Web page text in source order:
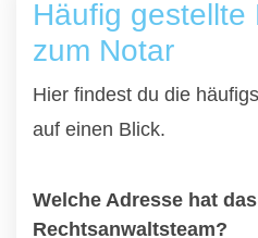
Häufig gestellte
zum Notar
Hier findest du die
auf einen Blick.
Welche Adresse hat
Rechtsanwaltsteam?